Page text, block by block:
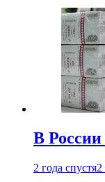
В России
2 года спустя2